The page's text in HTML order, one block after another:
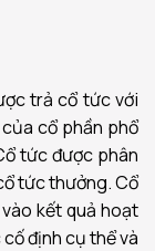
trả cổ tức với
cổ phần phổ
tức được phân
tức thưởng. Cổ
kết quả hoạt
định cụ thể và